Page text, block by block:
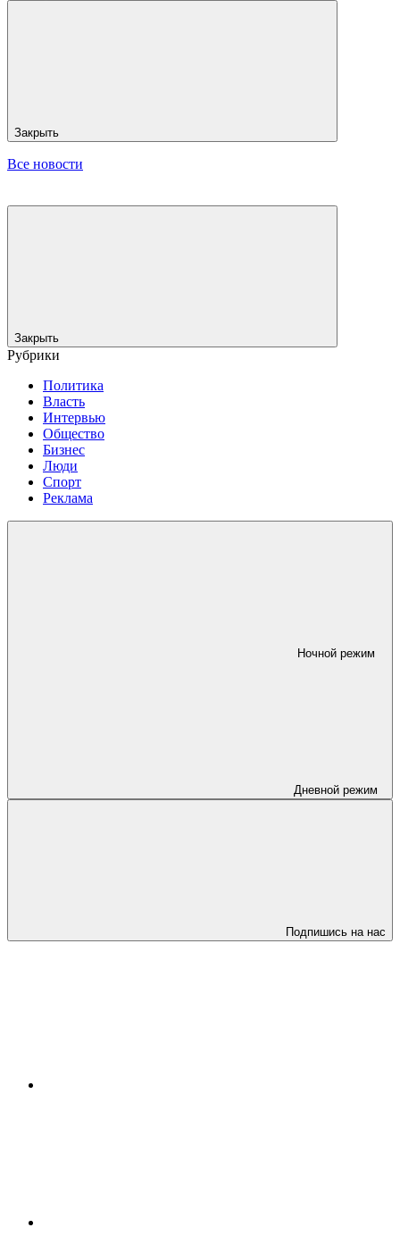
Закрыть
Все новости
Закрыть
Рубрики
Политика
Власть
Интервью
Общество
Бизнес
Люди
Спорт
Реклама
Ночной режим
Дневной режим
Подпишись на нас